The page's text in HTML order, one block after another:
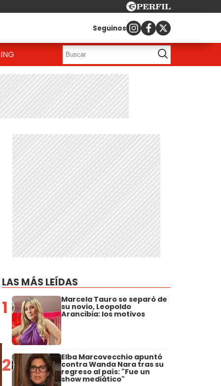
Seguinos
LAS MÁS LEÍDAS
1 Marcela Tauro se separó de
su novio, Leopoldo
Arancibia: los motivos
2 Elba Marcovecchio apuntó
contra Wanda Nara tras su
regreso al país: "Fue un
show mediático"